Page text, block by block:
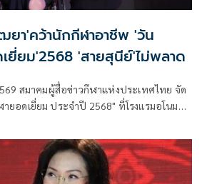
า'คว้านักกีฬาอาชีพ 'วัน
ยี่ยม'2568 'สายสุนีย์'ไม่พลาด
สมาคมผู้สื่อข่าวกีฬาแห่งประเทศไทย จัด
ยอดเยี่ยม ประจำปี 2568" ที่โรงแรมอโนมา
ะทรวงการท่องเที่ยวและกีฬา เป็นประธานใน
มด้วย คุณหญิงปัทมา ลีสวัสดิ์ตระกูล กรรมการ
มปิกสากล (ไอโอซี เมมเบอร์) ในฐานะ